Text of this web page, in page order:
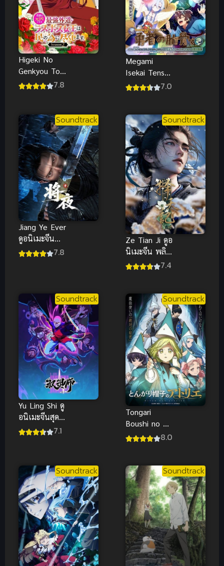
Higeki No
Genkyou To
Naru Saikyou
ของตัวร้ายสุด
แกร่ง ภาค 2
(ซับไทย)
7.8
Megami
Isekai Tensei
ดูอนิเมะ เกิด
ซับไทยฮา
7.0
Soundtrack
Jiang Ye Ever
ดูอนิเมะจีน
สยบฟ้าพิชิต7.8
Soundtrack
Ze Tian Ji ดูอ
นิเมะจีน พลิก
ขอบฟ้า ท้า
สนุก
7.4
Soundtrack
Yu Ling Shi ดู
อนิเมะจีนสุด
มันส์ นักคุม
มากๆ
7.1
Soundtrack
Tongari
Boushi no ดูอ
นิเมะ จอมเวท
ไทยฟินๆ
8.0
Soundtrack Soundtrack